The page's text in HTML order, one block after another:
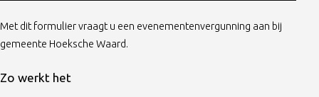
Met dit formulier vraagt u een evenementenvergunning aan bij
gemeente Hoeksche Waard.
Zo werkt het